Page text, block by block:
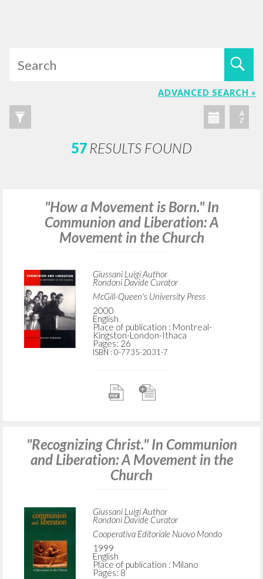
ADVANCED SEARCH »
A
Z
57 RESULTS FOUND
"How a Movement is Born." In
Communion and Liberation: A
Movement in the Church
Giussani Luigi Author
Rondoni Davide Curator
McGill-Queen's University Press
2000
English
Place of publication : Montreal-
Kingston-London-Ithaca
Pages: 26
ISBN : 0-7735-2031-7
"Recognizing Christ." In Communion
and Liberation: A Movement in the
Church
Giussani Luigi Author
Rondoni Davide Curator
Cooperativa Editoriale Nuovo Mondo
1999
English
Place of publication : Milano
Pages: 8